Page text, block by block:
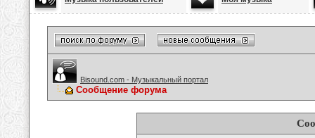
Bisound.com - Музыкальный портал
Сообщение форума